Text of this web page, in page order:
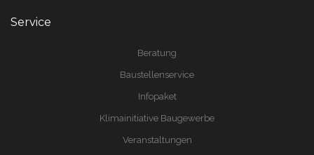
Service
Beratung
Baustellenservice
Infopaket
Klimainitiative Baugewerbe
Veranstaltungen